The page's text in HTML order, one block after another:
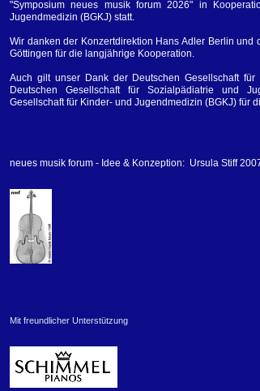
"Symposium neues musik forum 2026" in
Jugendmedizin (BGKJ) statt.
Wir danken der Konzertdirektion Hans Adler Berlin und
Göttingen für die langjährige Kooperation.
Auch gilt unser Dank der Deutschen Gesellschaft
Deutschen Gesellschaft für Sozialpädiatrie und
Gesellschaft für Kinder- und Jugendmedizin (BGKJ) für
neues musik forum - Idee & Konzeption: Ursula Stiff
Mit freundlicher Unterstützung